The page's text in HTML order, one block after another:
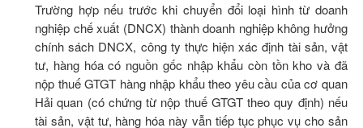
Trường hợp nếu trước khi chuyển đổi loại hình từ doanh
nghiệp chế xuất (DNCX) thành doanh nghiệp không hưởng
chính sách DNCX, công ty thực hiện xác định tài sản, vật
tư, hàng hóa có nguồn gốc nhập khẩu còn tồn kho và đã
nộp thuế GTGT hàng nhập khẩu theo yêu cầu của cơ quan
Hải quan (có chứng từ nộp thuế GTGT theo quy định) nếu
tài sản, vật tư, hàng hóa này vẫn tiếp tục phục vụ cho sản